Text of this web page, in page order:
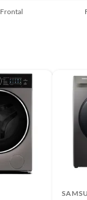
Frontal